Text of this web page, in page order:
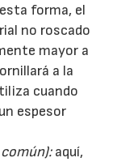
forma, el
no roscado
mayor a
a la
cuando
espesor
aquí,